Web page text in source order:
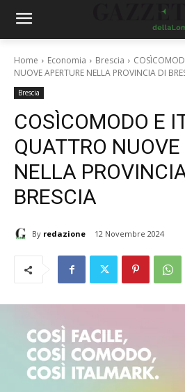
Home Economia Brescia
NUOVE APERTURE NELLA PROVINCIA DI
Brescia
COSÌCOMODO E
QUATTRO
NELLA
BRESCIA
By redazione 12 Novembre 2024